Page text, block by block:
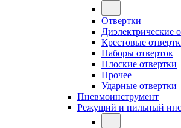
Отвертки
Диэлектрические
Крестовые
Наборы отверток
Плоские отвертки
Прочее
Ударные отвертки
Пневмоинструмент
Режущий и пильный